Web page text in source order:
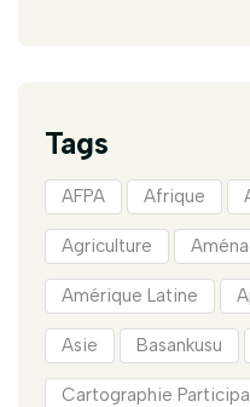
Tags
AFPA Afrique
Agriculture
Amérique Latine
Asie Basankusu
Cartographie